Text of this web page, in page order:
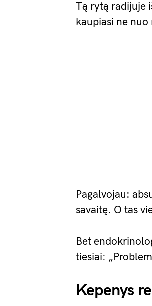
Tą rytą radijuje
kaupiasi ne
Pagalvojau:
savaitę. O tas
Bet
tiesiai:
Kepenys